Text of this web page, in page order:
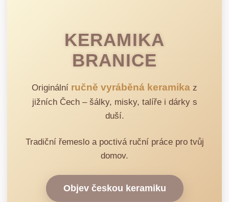
KERAMIKA
BRANICE
Originální ručně vyráběná keramika z
jižních Čech – šálky, misky, talíře i dárky s
duší.
Tradiční řemeslo a poctivá ruční práce pro tvůj
domov.
Objev českou keramiku